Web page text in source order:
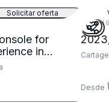
Solicitar oferta
for
in
19 FT
Desde